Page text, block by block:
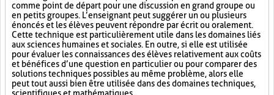
comme point de départ pour une discussion en grand groupe ou
en petits groupes. L’enseignant peut suggérer un ou plusieurs
énoncés et les élèves peuvent répondre par écrit ou oralement.
Cette technique est particulièrement utile dans les domaines liés
aux sciences humaines et sociales. En outre, si elle est utilisée
pour évaluer les connaissances des élèves relativement aux coûts
et bénéfices d’une question en particulier ou pour comparer des
solutions techniques possibles au même problème, alors elle
peut tout aussi bien être utilisée dans des domaines techniques,